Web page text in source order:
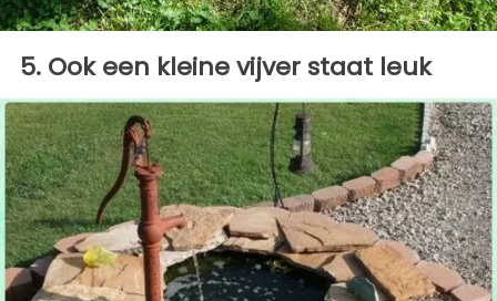
5. Ook een kleine vijver staat leuk